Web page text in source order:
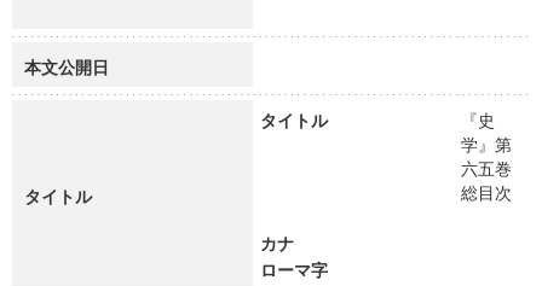
本文公開日
タイトル
タイトル
『史
学』第
六五巻
総目次
カナ
ローマ字